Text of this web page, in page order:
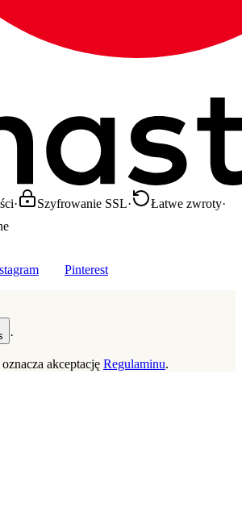
· Szyfrowanie SSL· Łatwe zwroty·
Pinterest
·
akceptację Regulaminu.